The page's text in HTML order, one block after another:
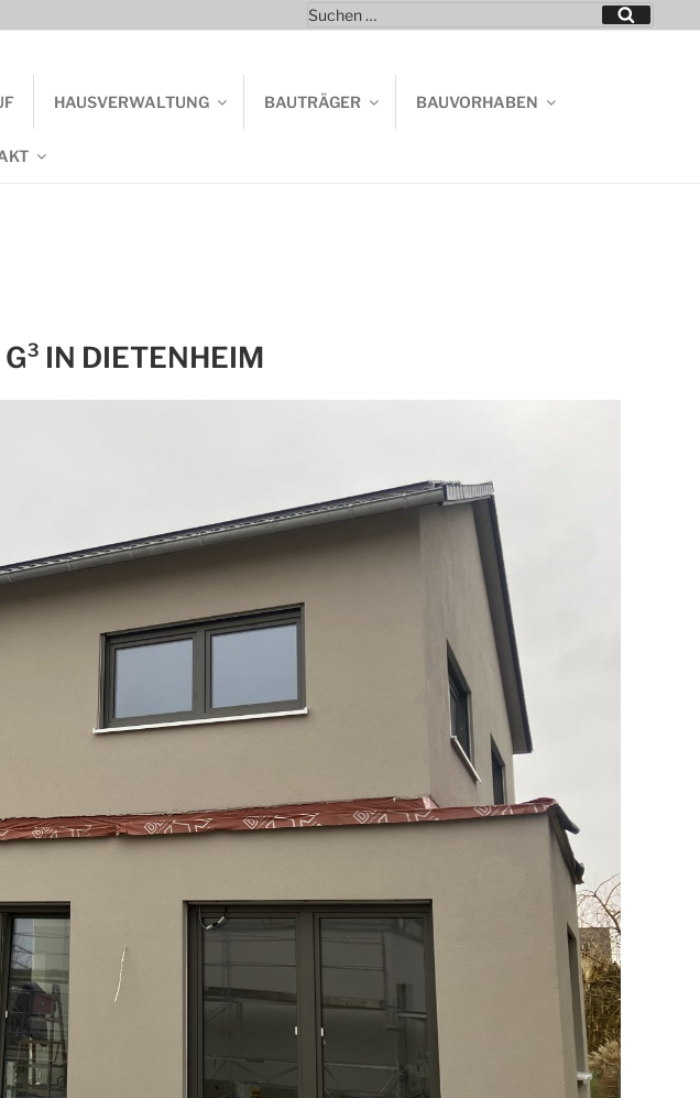
Suchen
nach:
Suchen
HAUSVERWALTUNG BAUTRÄGER BAUVORHABEN
IN DIETENHEIM